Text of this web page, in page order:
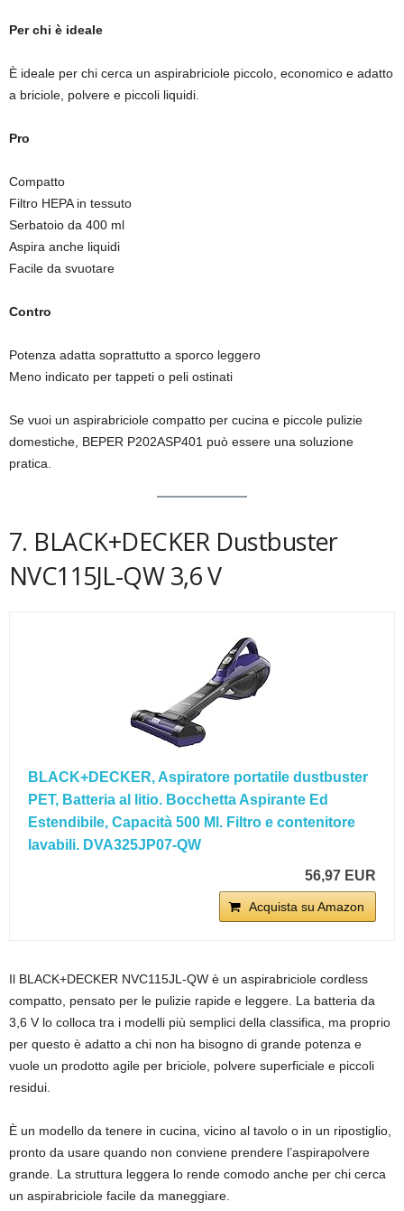
Per chi è ideale
È ideale per chi cerca un aspirabriciole piccolo, economico e adatto
a briciole, polvere e piccoli liquidi.
Pro
Compatto
Filtro HEPA in tessuto
Serbatoio da 400 ml
Aspira anche liquidi
Facile da svuotare
Contro
Potenza adatta soprattutto a sporco leggero
Meno indicato per tappeti o peli ostinati
Se vuoi un aspirabriciole compatto per cucina e piccole pulizie
domestiche, BEPER P202ASP401 può essere una soluzione
pratica.
7. BLACK+DECKER Dustbuster
NVC115JL-QW 3,6 V
BLACK+DECKER, Aspiratore portatile dustbuster
PET, Batteria al litio. Bocchetta Aspirante Ed
Estendibile, Capacità 500 Ml. Filtro e contenitore
lavabili. DVA325JP07-QW
56,97 EUR
Acquista su Amazon
Il BLACK+DECKER NVC115JL-QW è un aspirabriciole cordless
compatto, pensato per le pulizie rapide e leggere. La batteria da
3,6 V lo colloca tra i modelli più semplici della classifica, ma proprio
per questo è adatto a chi non ha bisogno di grande potenza e
vuole un prodotto agile per briciole, polvere superficiale e piccoli
residui.
È un modello da tenere in cucina, vicino al tavolo o in un ripostiglio,
pronto da usare quando non conviene prendere l’aspirapolvere
grande. La struttura leggera lo rende comodo anche per chi cerca
un aspirabriciole facile da maneggiare.